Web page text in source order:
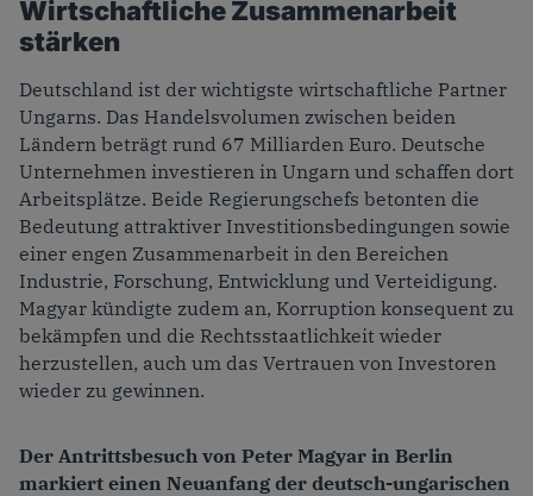
Wirtschaftliche Zusammenarbeit
stärken
Deutschland ist der wichtigste wirtschaftliche Partner
Ungarns. Das Handelsvolumen zwischen beiden
Ländern beträgt rund 67 Milliarden Euro. Deutsche
Unternehmen investieren in Ungarn und schaffen dort
Arbeitsplätze. Beide Regierungschefs betonten die
Bedeutung attraktiver Investitionsbedingungen sowie
einer engen Zusammenarbeit in den Bereichen
Industrie, Forschung, Entwicklung und Verteidigung.
Magyar kündigte zudem an, Korruption konsequent zu
bekämpfen und die Rechtsstaatlichkeit wieder
herzustellen, auch um das Vertrauen von Investoren
wieder zu gewinnen.
Der Antrittsbesuch von Peter Magyar in Berlin
markiert einen Neuanfang der deutsch-ungarischen